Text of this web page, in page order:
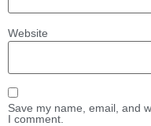
Website
Save my name, email, and
I comment.